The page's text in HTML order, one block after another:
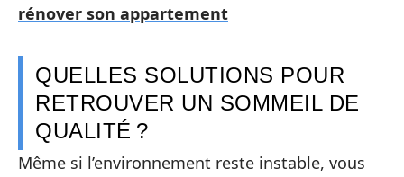
rénover son appartement
QUELLES SOLUTIONS POUR
RETROUVER UN SOMMEIL DE
QUALITÉ ?
Même si l’environnement reste instable, vous